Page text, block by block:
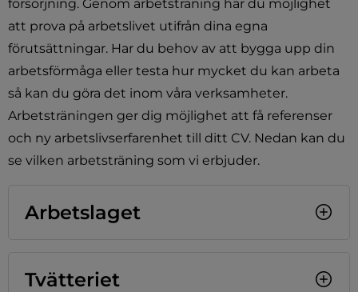
försörjning. Genom arbetsträning har du möjlighet
att prova på arbetslivet utifrån dina egna
förutsättningar. Har du behov av att bygga upp din
arbetsförmåga eller testa hur mycket du kan arbeta
så kan du göra det inom våra verksamheter.
Arbetsträningen ger dig möjlighet att få referenser
och ny arbetslivserfarenhet till ditt CV. Nedan kan du
se vilken arbetsträning som vi erbjuder.
Arbetslaget
Tvätteriet